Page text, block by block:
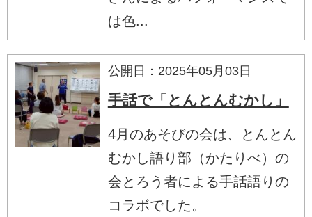
は色...
公開日：2025年05月03日
手話で「とんとんむかし」
4月のあそびの会は、とんとん
むかし語り部（かたりべ）の
会とろう者による手話語りの
コラボでした。